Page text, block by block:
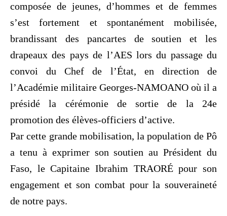
composée de jeunes, d’hommes et de femmes
s’est fortement et spontanément mobilisée,
brandissant des pancartes de soutien et les
drapeaux des pays de l’AES lors du passage du
convoi du Chef de l’État, en direction de
l’Académie militaire Georges-NAMOANO où il a
présidé la cérémonie de sortie de la 24e
promotion des élèves-officiers d’active.
Par cette grande mobilisation, la population de Pô
a tenu à exprimer son soutien au Président du
Faso, le Capitaine Ibrahim TRAORÉ pour son
engagement et son combat pour la souveraineté
de notre pays.